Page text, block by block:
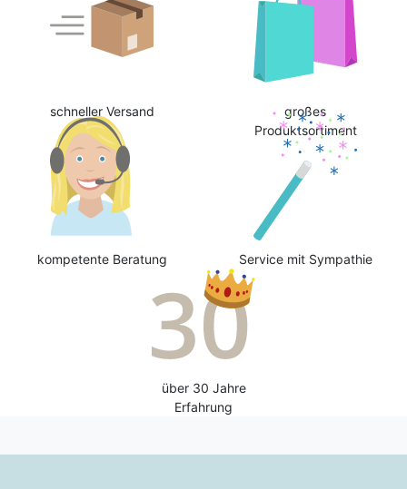
schneller Versand
großes
Produktsortiment
kompetente Beratung Service mit Sympathie
über 30 Jahre
Erfahrung